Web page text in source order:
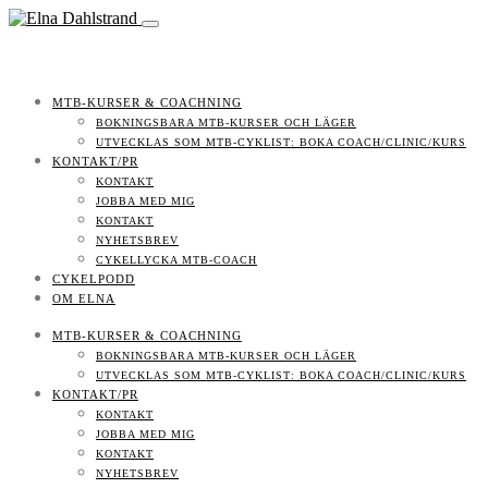
MTB-KURSER & COACHNING
BOKNINGSBARA MTB-KURSER OCH LÄGER
UTVECKLAS SOM MTB-CYKLIST: BOKA COACH/CLINIC/KURS
KONTAKT/PR
KONTAKT
JOBBA MED MIG
KONTAKT
NYHETSBREV
CYKELLYCKA MTB-COACH
CYKELPODD
OM ELNA
MTB-KURSER & COACHNING
BOKNINGSBARA MTB-KURSER OCH LÄGER
UTVECKLAS SOM MTB-CYKLIST: BOKA COACH/CLINIC/KURS
KONTAKT/PR
KONTAKT
JOBBA MED MIG
KONTAKT
NYHETSBREV